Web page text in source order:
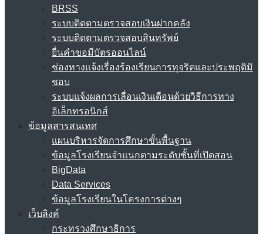
BRSS
ระบบติดตามตรวจสอบเงินฝากคลัง
ระบบติดตามตรวจสอบสินทรัพย์
ยื่นคำขอมีบัตรออนไลน์
ช่องทางแจ้งเรื่องร้องเรียนการทุจริตและประพฤติมิ
ชอบ
ระบบแจ้งผลการเลื่อนเงินเดือนด้วยวิธีการทาง
อิเล็กทรอนิกส์
ข้อมูลสารสนเทศ
แผนบริหารจัดการศึกษาขั้นพื้นฐาน
ข้อมูลโรงเรียนจำแนกตามระดับชั้นที่เปิดสอน
BigData
Data Services
ข้อมูลโรงเรียนในโครงการต่างๆ
เว็บลิงค์
กระทรวงศึกษาธิการ